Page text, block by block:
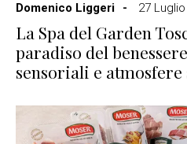
Domenico Liggeri
27
La Spa del Garden
paradiso del
sensoriali e atmosfere